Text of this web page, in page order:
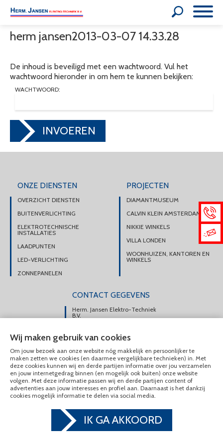
herm jansen2013-03-07 14.33.28
De inhoud is beveiligd met een wachtwoord. Vul het
wachtwoord hieronder in om hem te kunnen bekijken:
WACHTWOORD:
INVOEREN
ONZE DIENSTEN
OVERZICHT DIENSTEN
BUITENVERLICHTING
ELEKTROTECHNISCHE
INSTALLATIES
LAADPUNTEN
LED-VERLICHTING
ZONNEPANELEN
PROJECTEN
DIAMANTMUSEUM
CALVIN KLEIN AMSTERDAM
NIKKIE WINKELS
VILLA LONDEN
WOONHUIZEN, KANTOREN EN
WINKELS
CONTACT GEGEVENS
Herm. Jansen Elektro-Techniek
B.V.
1046 AM Amsterdam
DIRECT CONTACT
OPNEMEN
020-6175225
MAIL ONS
© Herm. Jansen Elektro-Techniek B.V. 2020 - 2026
Wij maken gebruik van cookies
Om jouw bezoek aan onze website nóg makkelijk en persoonlijker te
maken zetten we cookies (en daarmee vergelijkbare technieken) in. Met
deze cookies kunnen wij en derde partijen informatie over jou verzamelen
en jouw internetgedrag binnen (en mogelijk ook buiten) onze website
volgen. Met deze informatie passen wij en derde partijen content of
advertenties aan jouw interesses en profiel aan. Daarnaast is het dankzij
cookies mogelijk informatie te delen via social media.
IK GA AKKOORD